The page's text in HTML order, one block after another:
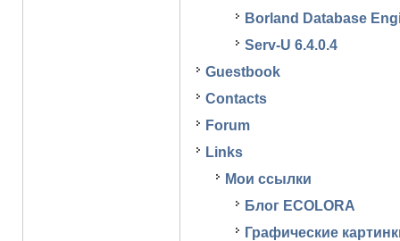
Borland Database
Serv-U 6.4.0.4
Guestbook
Contacts
Forum
Links
Мои ссылки
Блог ECOLORA
Графические